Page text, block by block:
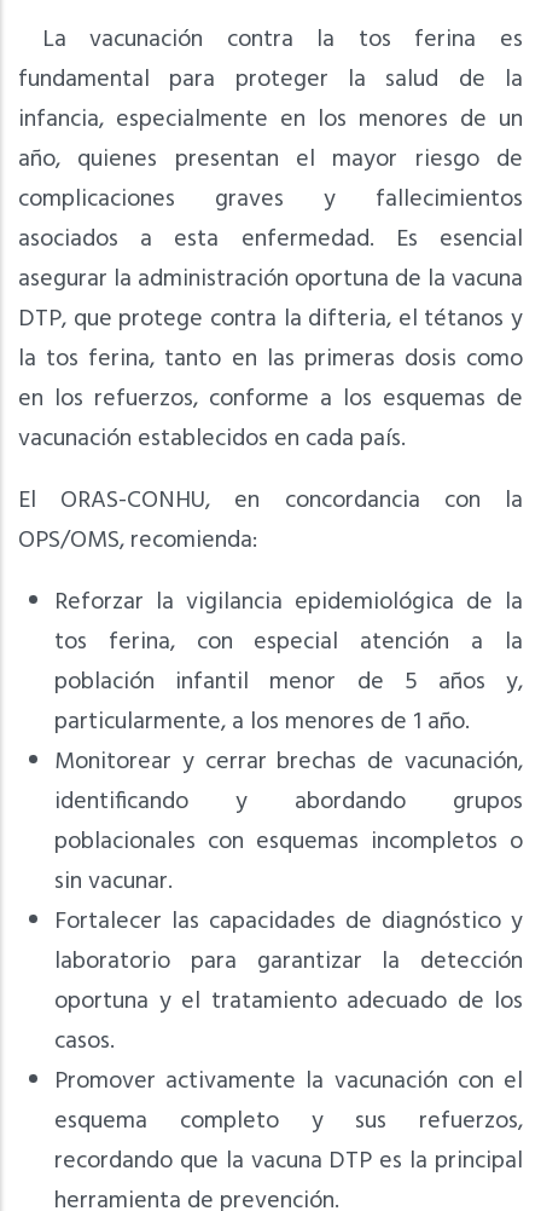
La vacunación contra la tos ferina es
fundamental para proteger la salud de la
infancia, especialmente en los menores de un
año, quienes presentan el mayor riesgo de
complicaciones graves y fallecimientos
asociados a esta enfermedad. Es esencial
asegurar la administración oportuna de la vacuna
DTP, que protege contra la difteria, el tétanos y
la tos ferina, tanto en las primeras dosis como
en los refuerzos, conforme a los esquemas de
vacunación establecidos en cada país.
El ORAS-CONHU, en concordancia con la
OPS/OMS, recomienda:
Reforzar la vigilancia epidemiológica de la
tos ferina, con especial atención a la
población infantil menor de 5 años y,
particularmente, a los menores de 1 año.
Monitorear y cerrar brechas de vacunación,
identificando y abordando grupos
poblacionales con esquemas incompletos o
sin vacunar.
Fortalecer las capacidades de diagnóstico y
laboratorio para garantizar la detección
oportuna y el tratamiento adecuado de los
casos.
Promover activamente la vacunación con el
esquema completo y sus refuerzos,
recordando que la vacuna DTP es la principal
herramienta de prevención.